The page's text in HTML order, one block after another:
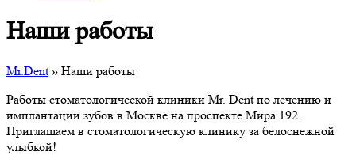
Наши работы
Mr.Dent» Наши работы
Работы стоматологической клиники Mr. Dent по лечению и
имплантации зубов в Москве на проспекте Мира 192.
Приглашаем в стоматологическую клинику за белоснежной
улыбкой!